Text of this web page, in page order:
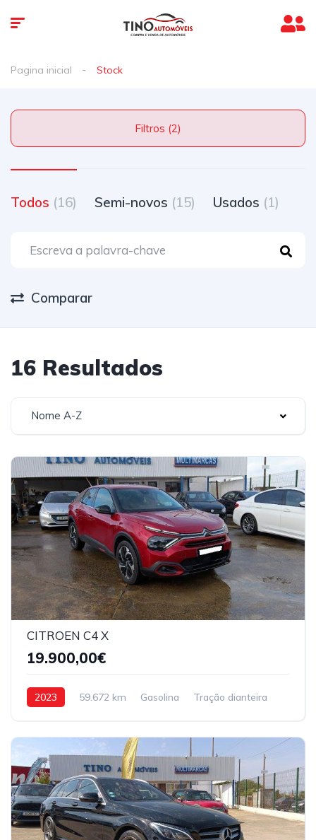
Pagina inicial Stock
Filtros (2)
Todos (16) Semi-novos (15) Usados (1)
Comparar
16 Resultados
Nome A-Z
CITROEN C4 X
19.900,00€
2023 59.672 km Gasolina Tração dianteira